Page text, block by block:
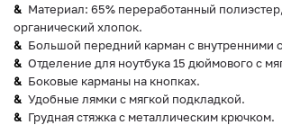
Материал: 65% переработанный
органический хлопок.
Большой передний карман с внутренними
Отделение для ноутбука 15 дюймового с
Боковые карманы на кнопках.
Удобные лямки с мягкой подкладкой.
Грудная стяжка с металлическим крючком.